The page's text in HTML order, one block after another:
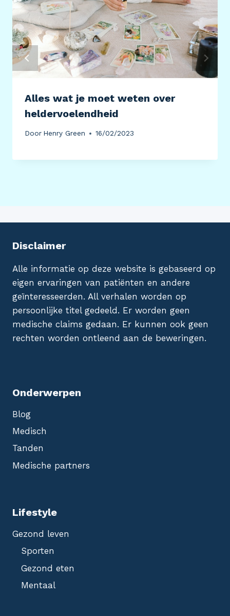
Alles wat je moet weten over
heldervoelendheid
Door Henry Green 16/02/2023
Disclaimer
Alle informatie op deze website is gebaseerd op
eigen ervaringen van patiënten en andere
geïnteresseerden. All verhalen worden op
persoonlijke titel gedeeld. Er worden geen
medische claims gedaan. Er kunnen ook geen
rechten worden ontleend aan de beweringen.
Onderwerpen
Blog
Medisch
Tanden
Medische partners
Lifestyle
Gezond leven
Sporten
Gezond eten
Mentaal